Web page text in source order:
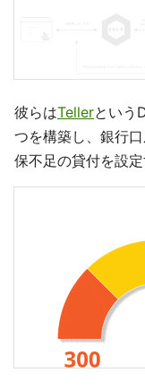
彼らはTellerという
つを構築し、銀行
保不足の貸付を設